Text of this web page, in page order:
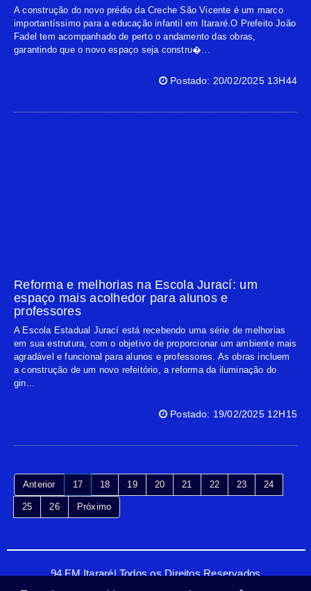
A construção do novo prédio da Creche São Vicente é um marco
importantíssimo para a educação infantil em Itararé.O Prefeito João
Fadel tem acompanhado de perto o andamento das obras,
garantindo que o novo espaço seja constru�...
Postado: 20/02/2025 13H44
Reforma e melhorias na Escola Jurací: um
espaço mais acolhedor para alunos e
professores
A Escola Estadual Jurací está recebendo uma série de melhorias
em sua estrutura, com o objetivo de proporcionar um ambiente mais
agradável e funcional para alunos e professores. As obras incluem
a construção de um novo refeitório, a reforma da iluminação do
gin...
Postado: 19/02/2025 12H15
Anterior 17 18 19 20 21 22 23 24
25 26 Próximo
94 FM Itararé| Todos os Direitos Reservados